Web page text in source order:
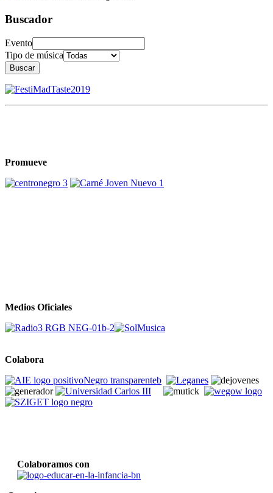
Buscador
Evento
Tipo de música
Buscar
Promueve
Medios Oficiales
Colabora
Colaboramos con